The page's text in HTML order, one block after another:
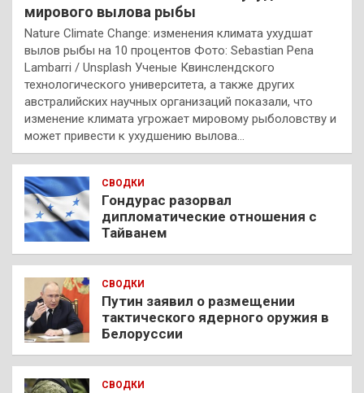
мирового вылова рыбы
Nature Climate Change: изменения климата ухудшат
вылов рыбы на 10 процентов Фото: Sebastian Pena
Lambarri / Unsplash Ученые Квинслендского
технологического университета, а также других
австралийских научных организаций показали, что
изменение климата угрожает мировому рыболовству и
может привести к ухудшению вылова…
СВОДКИ
Гондурас разорвал
дипломатические отношения с
Тайванем
СВОДКИ
Путин заявил о размещении
тактического ядерного оружия в
Белоруссии
СВОДКИ